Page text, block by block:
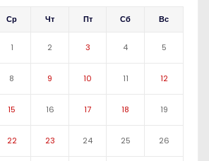
Ср Чт Пт Сб Вс
1 2 3 4 5
8 9 10 11 12
15 16 17 18 19
22 23 24 25 26